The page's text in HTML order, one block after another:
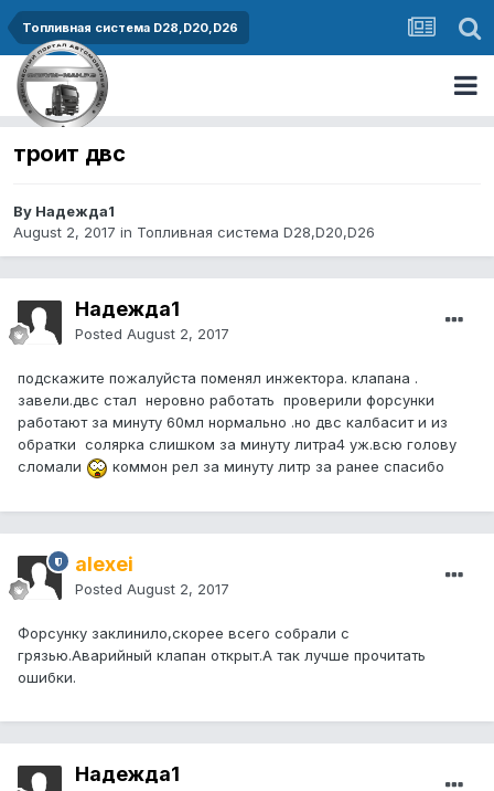
Топливная система D28,D20,D26
троит двс
By Надежда1
August 2, 2017 in Топливная система D28,D20,D26
Надежда1
Posted August 2, 2017
подскажите пожалуйста поменял инжектора. клапана .
завели.двс стал неровно работать проверили форсунки
работают за минуту 60мл нормально .но двс калбасит и из
обратки солярка слишком за минуту литра4 уж.всю голову
сломали
коммон рел за минуту литр за ранее спасибо
alexei
Posted August 2, 2017
Форсунку заклинило,скорее всего собрали с
грязью.Аварийный клапан открыт.А так лучше прочитать
ошибки.
Надежда1